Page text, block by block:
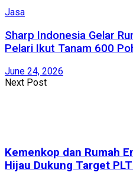
Jasa
Sharp Indonesia Gelar
Pelari Ikut Tanam 600
June 24, 2026
Next Post
Kemenkop dan Rumah
Hijau Dukung Target